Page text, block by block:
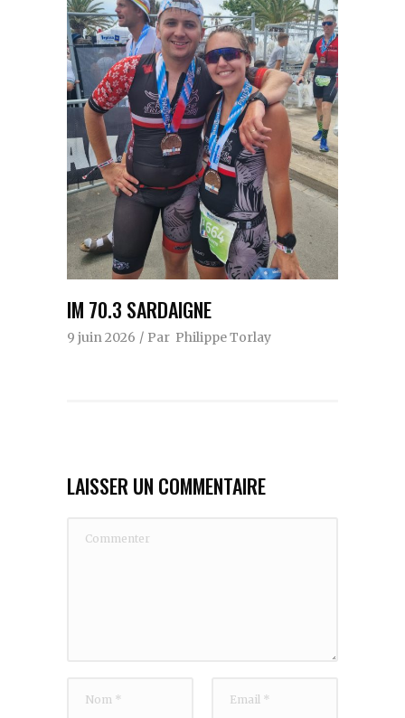
IM 70.3 SARDAIGNE
9 juin 2026 Par Philippe Torlay
LAISSER UN COMMENTAIRE